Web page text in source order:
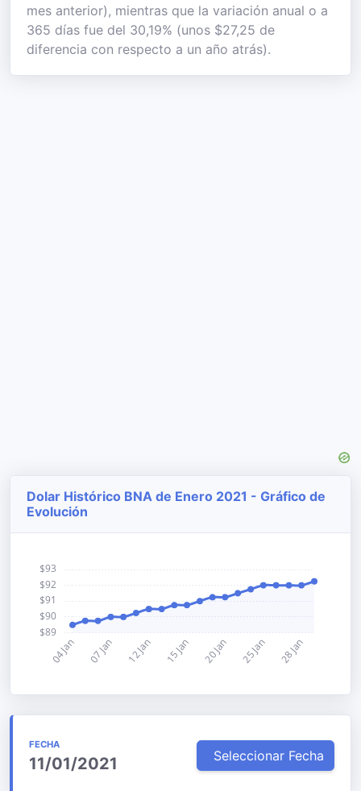
mes anterior), mientras que la variación anual o a
365 días fue del 30,19% (unos $27,25 de
diferencia con respecto a un año atrás).
Dolar Histórico BNA de Enero 2021 - Gráfico de
Evolución
FECHA
11/01/2021 Seleccionar Fecha